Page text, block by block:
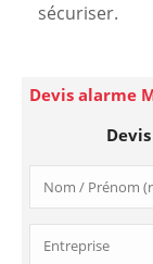
sécuriser.
Devis alarme